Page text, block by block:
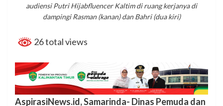
audiensi Putri Hijabfluencer Kaltim di ruang kerjanya di
dampingi Rasman (kanan) dan Bahri (dua kiri)
26 total views
AspirasiNews.id, Samarinda- Dinas Pemuda dan